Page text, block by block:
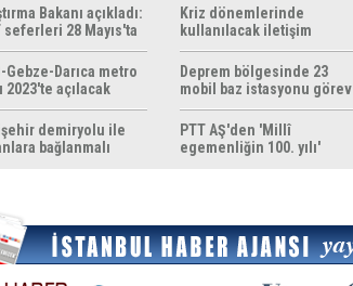
Bakanı açıkladı:
seferleri 28 Mayıs'ta
Gebze-Darıca metro
2023'te açılacak
demiryolu ile
bağlanmalı
Kriz dönemlerinde
kullanılacak iletişim
yöntemleri rehberi
hazırlandı
Deprem bölgesinde 23
mobil baz istasyonu görev
yapıyor
PTT AŞ'den 'Millî
egemenliğin 100. yılı'